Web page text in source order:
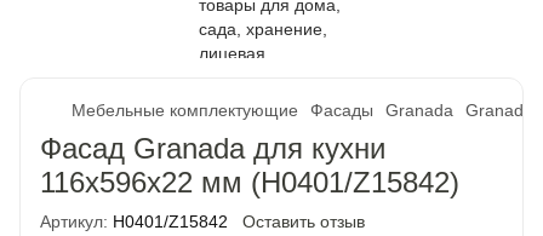
Мебельные комплектующие Фасады Granada Granada
Фасад Granada для кухни
116х596х22 мм (H0401/Z15842)
Артикул: H0401/Z15842 Оставить отзыв